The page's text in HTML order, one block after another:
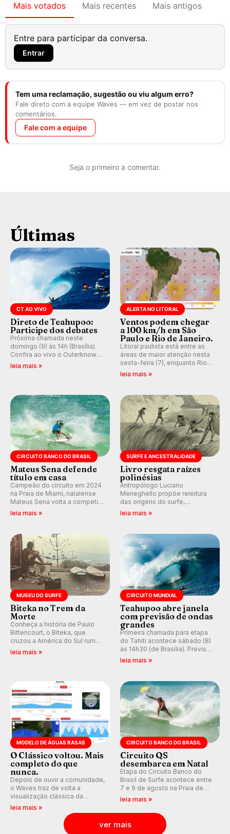
Mais votados Mais recentes Mais antigos
Entre para participar da conversa.
Entrar
Tem uma reclamação, sugestão ou viu algum erro?
Fale direto com a equipe Waves — em vez de postar nos
comentários.
Fale com a equipe
Seja o primeiro a comentar.
Últimas
CT AO VIVO
Direto de Teahupoo:
Participe dos debates
Próxima chamada neste
domingo (9) às 14h (Brasília).
Confira ao vivo o Outerknown
Tahiti Pro 2026 e participe dos
leia mais »
ALERTA NO LITORAL
Ventos podem chegar
a 100 km/h em São
Paulo e Rio de Janeiro.
Litoral paulista está entre as
áreas de maior atenção nesta
sexta-feira (7), enquanto Rio
de Janeiro também recebe
km/h em Itanhaém.
leia mais »
CIRCUITO BANCO DO BRASIL
Mateus Sena defende
título em casa
Campeão do circuito em 2024
na Praia de Miami, natalense
Mateus Sena volta a competir
em casa em busca de manter a
leia mais »
SURFE E ANCESTRALIDADE
Livro resgata raízes
polinésias
Antropólogo Luciano
Meneghello propõe releitura
das origens do surfe,
resgatando a cultura polinésia
prática em esporte e indústria.
leia mais »
MUSEU DO SURFE
Biteka no Trem da
Morte
Conheça a história de Paulo
Bittencourt, o Biteka, que
cruzou a América do Sul rumo
ao Pacífico em uma jornada
leia mais »
CIRCUITO MUNDIAL
Teahupoo abre janela
com previsão de ondas
grandes
Primeira chamada para etapa
do Tahiti acontece sábado (8)
às 14h30 (de Brasília). Previsão
indica swell consistente.
Kelly Slater convidado.
leia mais »
MODELO DE ÁGUAS RASAS
O Clássico voltou. Mais
completo do que
nunca.
Depois de ouvir a comunidade,
o Waves traz de volta a
visualização clássica da
previsão de águas rasas,
agora integrada à nova
plataforma e com previsão das
ondas para até 16 dias.
leia mais »
CIRCUITO BANCO DO BRASIL
Circuito QS
desembarca em Natal
Etapa do Circuito Banco do
Brasil de Surfe acontece entre
7 e 9 de agosto na Praia de
Miami (RN), em disputas
(QS) 4.000 e pela corrida por
vagas no Challenger Series.
leia mais »
ver mais